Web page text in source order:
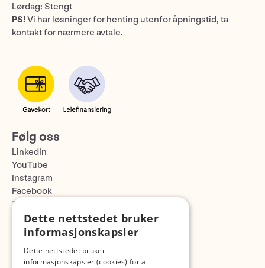
Lørdag: Stengt
PS!Vi har løsninger for henting utenfor åpningstid, ta
kontakt for nærmere avtale.
Følg oss
LinkedIn
YouTube
Instagram
Facebook
TikTok
Fotopodden
Dette nettstedet bruker
informasjonskapsler
Dette nettstedet bruker
informasjonskapsler (cookies) for å